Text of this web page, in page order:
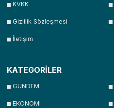
KVKK
Gizlilik Sözleşmesi
İletişim
KATEGORİLER
GUNDEM
EKONOMI